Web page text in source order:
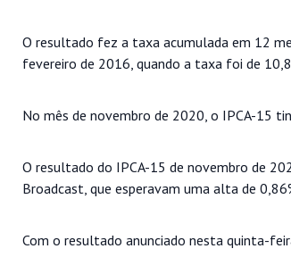
O resultado fez a taxa acumulada em 12
fevereiro de 2016, quando a taxa foi de
No mês de novembro de 2020, o IPCA-15
O resultado do IPCA-15 de novembro de
Broadcast, que esperavam uma alta de
Com o resultado anunciado nesta quinta-